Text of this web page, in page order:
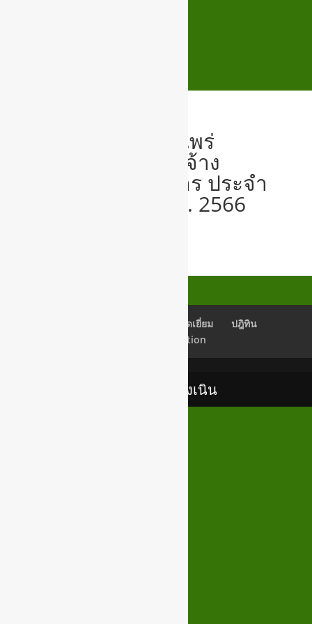
O19ประกาศเผยแพร่
แผนการจัดซื้อจัดจ้าง
จำนวน 6 โครงการ ประจำ
ปีงบประมาณ พ.ศ. 2566
สมุดเยี่ยม
ปฎิทิน
Newsletter Subscription
เทศบาลตำบลสูงเนิน